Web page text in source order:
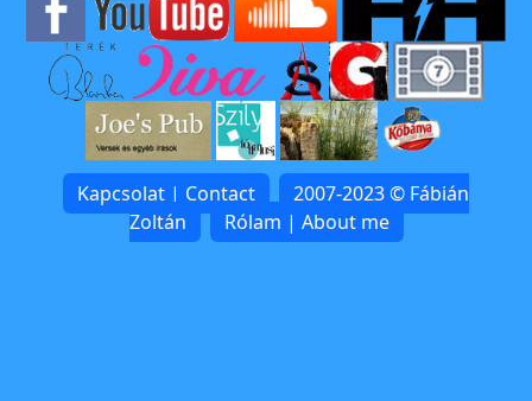
Kapcsolat | Contact
2007-2023 © Fábián
Zoltán
Rólam | About me